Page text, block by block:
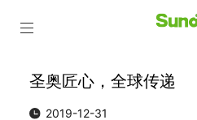
圣奥匠心，全球传递
2019-12-31